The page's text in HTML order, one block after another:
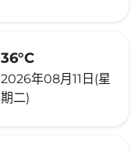
36°C
2026年08月11日(星
期二)